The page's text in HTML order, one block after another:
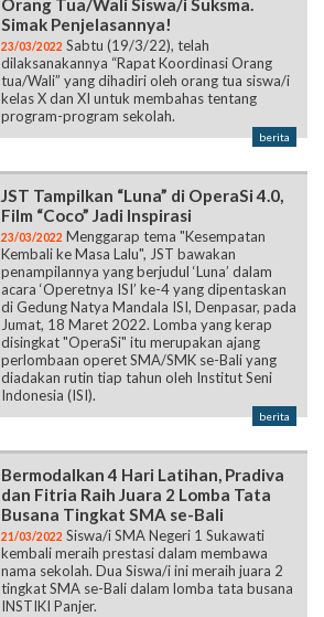
Orang Tua/Wali Siswa/i Suksma.
Simak Penjelasannya!
23/03/2022 Sabtu (19/3/22), telah
dilaksanakannya “Rapat Koordinasi Orang
tua/Wali” yang dihadiri oleh orang tua siswa/i
kelas X dan XI untuk membahas tentang
program-program sekolah.
berita
JST Tampilkan “Luna” di OperaSi 4.0,
Film “Coco” Jadi Inspirasi
23/03/2022 Menggarap tema "Kesempatan
Kembali ke Masa Lalu", JST bawakan
penampilannya yang berjudul ‘Luna’ dalam
acara ‘Operetnya ISI’ ke-4 yang dipentaskan
di Gedung Natya Mandala ISI, Denpasar, pada
Jumat, 18 Maret 2022. Lomba yang kerap
disingkat "OperaSi" itu merupakan ajang
perlombaan operet SMA/SMK se-Bali yang
diadakan rutin tiap tahun oleh Institut Seni
Indonesia (ISI).
berita
Bermodalkan 4 Hari Latihan, Pradiva
dan Fitria Raih Juara 2 Lomba Tata
Busana Tingkat SMA se-Bali
21/03/2022 Siswa/i SMA Negeri 1 Sukawati
kembali meraih prestasi dalam membawa
nama sekolah. Dua Siswa/i ini meraih juara 2
tingkat SMA se-Bali dalam lomba tata busana
INSTIKI Panjer.